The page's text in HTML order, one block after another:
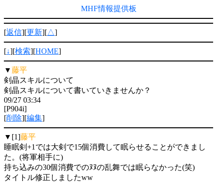
MHF情報提供板
[返信][更新][△]
[↓][検索][HOME]
▼藤平
剣晶スキルについて
剣晶スキルについて書いていきませんか？
09/27 03:34
[P904i]
[削除][編集]
▼[1]藤平
睡眠剣+1では大剣で15個消費して眠らせることができまし
た。(将軍相手に)
持ち込みの30個消費でのﾇﾇの乱舞では眠らなかった(笑)
タイトル修正しましたww